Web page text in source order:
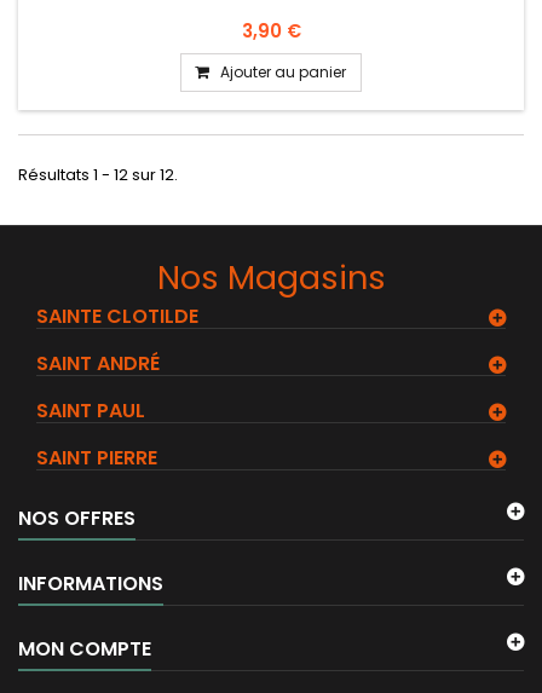
3,90 €
Ajouter au panier
Résultats 1 - 12 sur 12.
Nos Magasins
SAINTE CLOTILDE
SAINT ANDRÉ
SAINT PAUL
SAINT PIERRE
NOS OFFRES
INFORMATIONS
MON COMPTE